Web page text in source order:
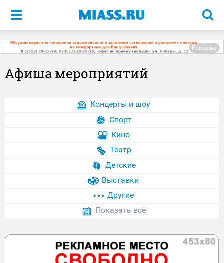
Меню
Реклама
Афиша мероприятий
Концерты и шоу
Спорт
Кино
Театр
Детские
Выставки
Другие
Показать всё